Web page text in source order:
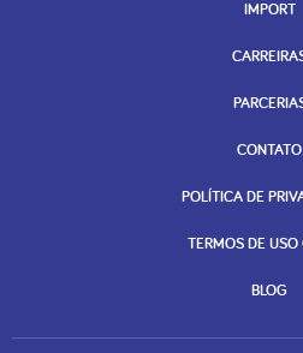
IMPORT
CONTATO
POLÍTICA DE
TERMOS DE USO
BLOG